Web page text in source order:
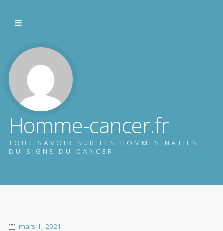
Homme-cancer.fr
TOUT SAVOIR SUR LES HOMMES NATIFS
DU SIGNE DU CANCER
mars 1, 2021